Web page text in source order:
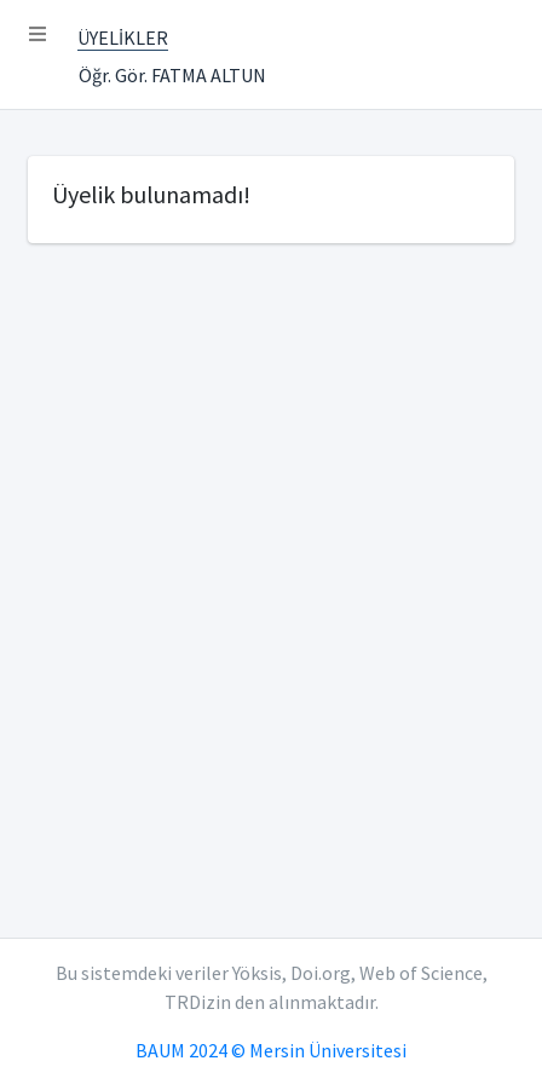
ÜYELİKLER
Öğr. Gör. FATMA ALTUN
Üyelik bulunamadı!
Bu sistemdeki veriler Yöksis, Doi.org, Web of Science,
TRDizin den alınmaktadır.
BAUM 2024 © Mersin Üniversitesi